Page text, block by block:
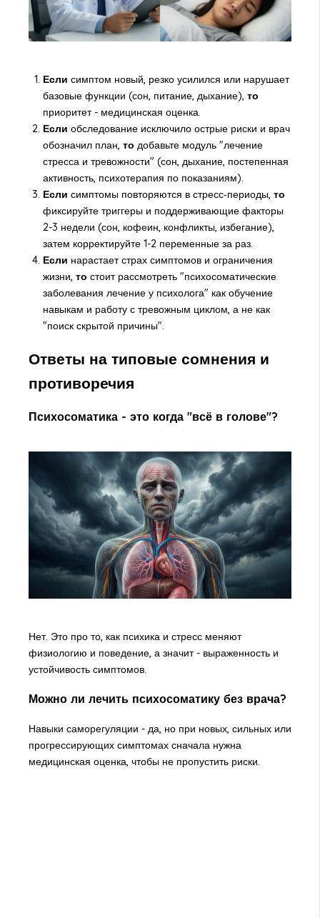
Если симптом новый, резко усилился или нарушает
базовые функции (сон, питание, дыхание), то
приоритет - медицинская оценка.
Если обследование исключило острые риски и врач
обозначил план, то добавьте модуль "лечение
стресса и тревожности" (сон, дыхание, постепенная
активность, психотерапия по показаниям).
Если симптомы повторяются в стресс‑периоды, то
фиксируйте триггеры и поддерживающие факторы
2-3 недели (сон, кофеин, конфликты, избегание),
затем корректируйте 1-2 переменные за раз.
Если нарастает страх симптомов и ограничения
жизни, то стоит рассмотреть "психосоматические
заболевания лечение у психолога" как обучение
навыкам и работу с тревожным циклом, а не как
"поиск скрытой причины".
Ответы на типовые сомнения и
противоречия
Психосоматика - это когда "всё в голове"?
Нет. Это про то, как психика и стресс меняют
физиологию и поведение, а значит - выраженность и
устойчивость симптомов.
Можно ли лечить психосоматику без врача?
Навыки саморегуляции - да, но при новых, сильных или
прогрессирующих симптомах сначала нужна
медицинская оценка, чтобы не пропустить риски.